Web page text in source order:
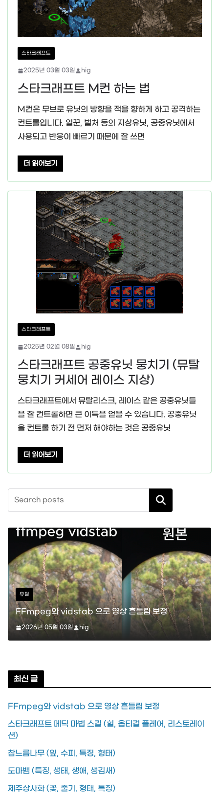
스타크래프트
2025년 03월 03일 hig
스타크래프트 M컨 하는 법
M컨은 무브로 유닛의 방향을 적을 향하게 하고 공격하는
컨트롤입니다. 일꾼, 벌처 등의 지상유닛, 공중유닛에서
사용되고 반응이 빠르기 때문에 잘 쓰면
더 읽어보기
스타크래프트
2025년 02월 08일 hig
스타크래프트 공중유닛 뭉치기 (뮤탈
뭉치기 커세어 레이스 지상)
스타크래프트에서 뮤탈리스크, 레이스 같은 공중유닛들
을 잘 컨트롤하면 큰 이득을 얻을 수 있습니다. 공중유닛
을 컨트롤 하기 전 먼저 해야하는 것은 공중유닛
더 읽어보기
검색
영상 흔들림 보정
스타크래프트
스타크래프트 메딕 마법 스킬
최신 글
FFmpeg와 vidstab 으로 영상 흔들림 보정
스타크래프트 메딕 마법 스킬 (힐, 옵티컬 플레어, 리스토레이
션)
참느릅나무 (잎, 수피, 특징, 형태)
도마뱀 (특징, 생태, 생애, 생김새)
제주상사화 (꽃, 줄기, 형태, 특징)